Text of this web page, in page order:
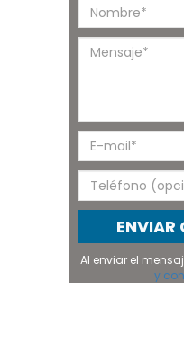
ENVIAR
Al enviar el
y